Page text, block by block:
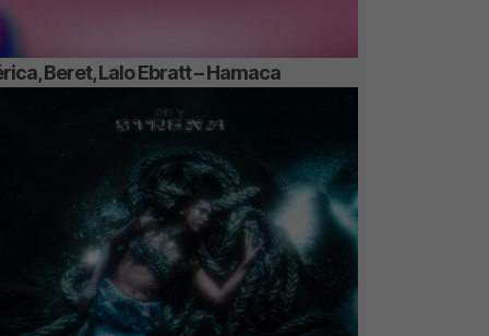
Beret, Lalo Ebratt – Hamaca